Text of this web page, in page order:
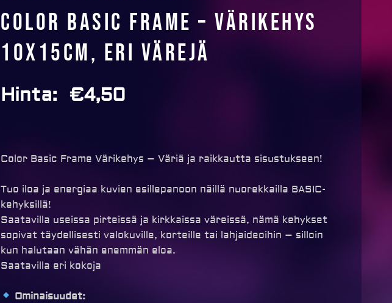
Color Basic Frame – Värikehys
10x15cm, eri värejä
Hinta: €4,50
Color Basic Frame Värikehys – Väriä ja raikkautta sisustukseen!
Tuo iloa ja energiaa kuvien esillepanoon näillä nuorekkailla BASIC-
kehyksillä!
Saatavilla useissa pirteissä ja kirkkaissa väreissä, nämä kehykset
sopivat täydellisesti valokuville, korteille tai lahjaideoihin – silloin
kun halutaan vähän enemmän eloa.
Saatavilla eri kokoja
Ominaisuudet: